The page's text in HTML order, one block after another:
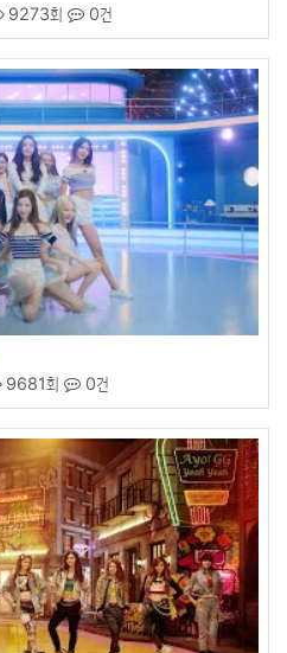
9273회 0건
9681회 0건